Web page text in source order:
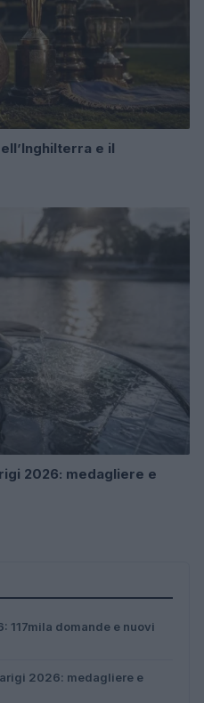
e il
2026: medagliere e
117mila domande e nuovi
2026: medagliere e